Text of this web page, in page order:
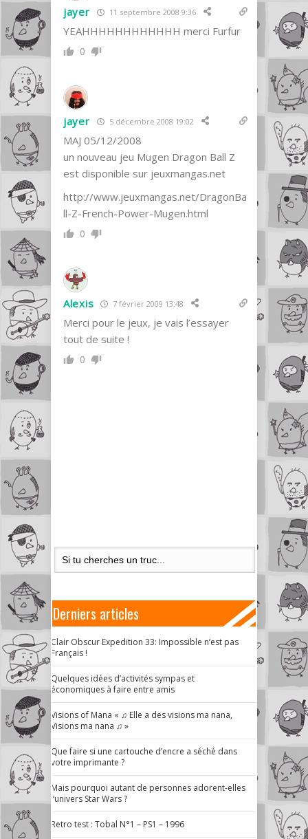
jayer 11 septembre 2008 9:36
YEAHHHHHHHHHHHH merci Furfur
0
jayer 5 décembre 2008 19:02
MAJ 05/12/2008
un nouveau jeu Mugen Dragon Ball Z
est disponible sur jeuxmangas.net
http://www.jeuxmangas.net/DragonBa
ll-Z-French-Power-Mugen.html
0
Alexis 7 février 2009 13:48
Merci pour le jeux, je vais l’essayer
tout de suite !
0
Derniers articles
Clair Obscur Expedition 33: Impossible n’est pas
Français !
Quelques idées d’activités sympas et
économiques à faire entre amis
Visions of Mana « ♫ Elle a des visions ma nana,
Visions ma nana ♫ »
Que faire si une cartouche d’encre a séché dans
votre imprimante ?
Mais pourquoi autant de personnes adorent-elles
l’univers Star Wars ?
Retro test : Tobal N°1 – PS1 – 1996